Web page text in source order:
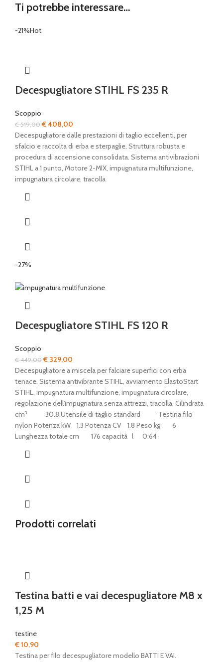
Ti potrebbe interessare…
-21%Hot
Decespugliatore STIHL FS 235 R
Scoppio
€519,00Il
prezzo
originale
era:
€ 519,00.
€408,00
prezzo
attuale
è:
€ 408,00.
Decespugliatore dalle prestazioni di taglio eccellenti, per
sfalcio e raccolta di erba e sterpaglie. Struttura robusta e
procedura di accensione consolidata. Sistema antivibrazioni
STIHL a 1 punto, Motore 2-MIX, impugnatura multifunzione,
impugnatura circolare, tracolla
-27%
Decespugliatore STIHL FS 120 R
Scoppio
€449,00Il
prezzo
originale
era:
€ 449,00.
€ 329,00
prezzo
attuale
è:
€ 329,00.
Decespugliatore a miscela per falciare superfici con erba
tenace. Sistema antivibrante STIHL, avviamento ElastoStart
STIHL, impugnatura multifunzione, impugnatura circolare,
regolazione dell'impugnatura senza attrezzi, tracolla. Cilindrata
cm³ 30.8 Utensile di taglio standard Testina filo
nylon Potenza kW 1.3 Potenza CV 1.8 Peso kg 6
Lunghezza totale cm 176 capacità l 0.64
Prodotti correlati
Testina batti e vai decespugliatore M8 x
1,25 M
testine
€10,90
Testina per filo decespugliatore modello BATTI E VAI.